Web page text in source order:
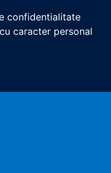
confidentialitate
caracter personal